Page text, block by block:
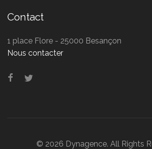
Contact
1 place Flore - 25000 Besançon
Nous contacter
© 2026 Dynagence. All Rights